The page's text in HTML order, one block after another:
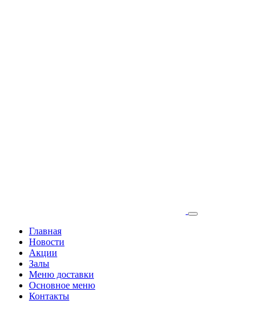
Главная
Новости
Акции
Залы
Меню доставки
Основное меню
Контакты